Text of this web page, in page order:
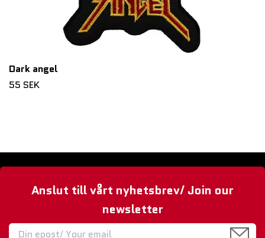
Dark angel
55 SEK
Anslut till vårt nyhetsbrev/ Join our
newsletter